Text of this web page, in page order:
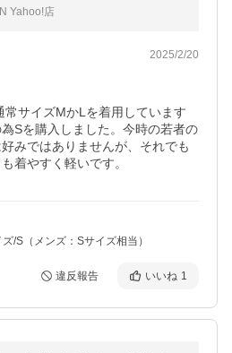
ット/レベル７/中綿
Yahoo!店
2025/2/20
サイズMかLを着用しています
Sを購入しました。今時の若者の
みではありませんが、それでも
着やすく軽いです。
/S（メンズ：Sサイズ相当）
違反報告 いいね 1